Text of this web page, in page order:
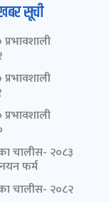
सूची
चालीस- २०८३
फर्म
चालीस- २०८२